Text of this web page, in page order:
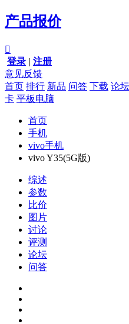
产品报价

登录 | 注册
意见反馈
首页 排行 新品 问答 下载 论坛
卡 平板电脑
首页
手机
vivo手机
vivo Y35(5G版)
综述
参数
比价
图片
讨论
评测
论坛
问答